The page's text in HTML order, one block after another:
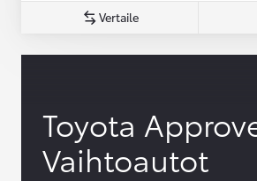
Vertaile
Toyota
Vaihtoautot